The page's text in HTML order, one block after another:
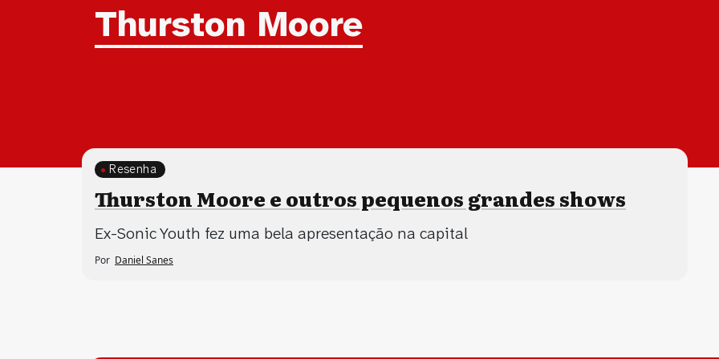
Tag:
Thurston Moore
Resenha
Thurston Moore e outros pequenos grandes shows
Ex-Sonic Youth fez uma bela apresentação na capital
Por Daniel Sanes